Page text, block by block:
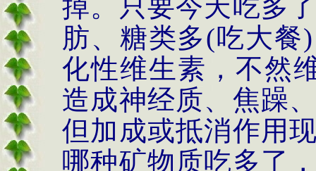
掉。只要今天吃多
肪、糖类多(吃大餐
化性维生素，不然
造成神经质、焦躁
但加成或抵消作用
哪种矿物质吃多了